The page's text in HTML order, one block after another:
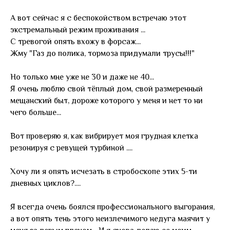
А вот сейчас я с беспокойством встречаю этот
экстремальный режим проживания ...
С тревогой опять вхожу в форсаж...
Жму "Газ до полика, тормоза придумали трусы!!!"
Но только мне уже не 30 и даже не 40...
Я очень люблю свой тёплый дом, свой размеренный
мещанский быт, дороже которого у меня и нет то ни
чего больше...
Вот проверяю я, как вибрирует моя грудная клетка
резонируя с ревущей турбиной ....
Хочу ли я опять исчезать в стробоскопе этих 5-ти
дневных циклов?....
Я всегда очень боялся профессионального выгорания,
а вот опять тень этого неизлечимого недуга маячит у